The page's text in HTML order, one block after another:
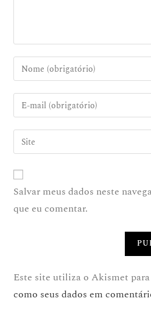
Salvar meus dados neste
que eu comentar.
Este site utiliza o Akismet
como seus dados em